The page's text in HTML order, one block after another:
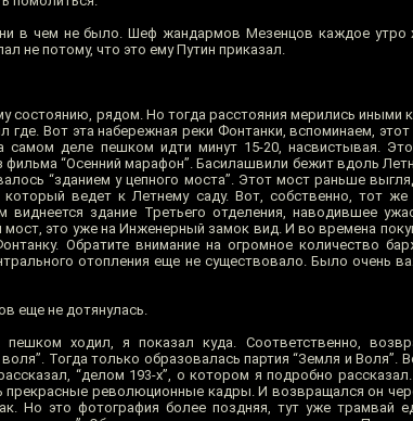
в чем не было. Шеф жандармов Мезенцов каждое утро
не потому, что это ему Путин приказал.
состоянию, рядом. Но тогда расстояния мерились иными
Вот эта набережная реки Фонтанки, вспоминаем, этот
самом деле пешком идти минут 15-20, насвистывая.
“Осенний марафон”. Басилашвили бежит вдоль
“зданием у цепного моста”. Этот мост раньше
ведет к Летнему саду. Вот, собственно, тот
виднеется здание Третьего отделения, наводившее
это уже на Инженерный замок вид. И во времена
Обратите внимание на огромное количество
отопления еще не существовало. Было очень
еще не дотянулась.
пешком ходил, я показал куда. Соответственно,
Тогда только образовалась партия “Земля и Воля”.
“делом 193-х”, о котором я подробно
прекрасные революционные кадры. И возвращался он
Но это фотография более поздняя, тут уже трамвай